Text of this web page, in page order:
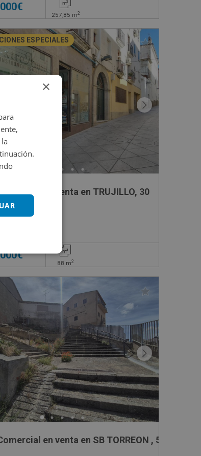
257,85 m2
ESPECIALES
en venta en TRUJILLO, 30
88 m2
en venta en SB TORREON , 5
×